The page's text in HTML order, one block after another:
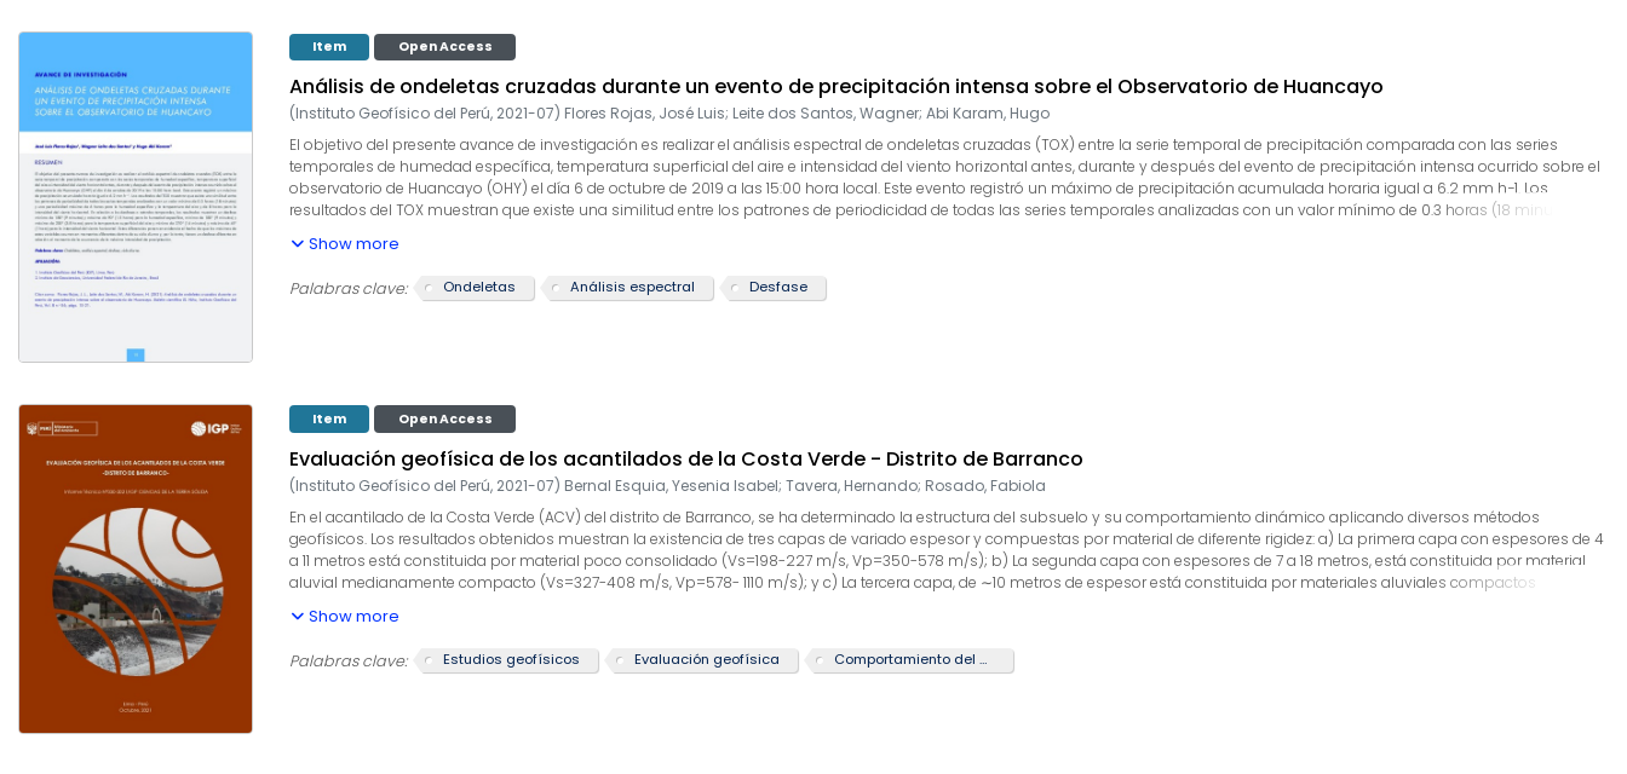
Item Open Access
Análisis de ondeletas cruzadas durante un evento de precipitación intensa sobre el Observatorio de Huancayo
(Instituto Geofísico del Perú, 2021-07) Flores Rojas, José Luis; Leite dos Santos, Wagner; Abi Karam, Hugo
El objetivo del presente avance de investigación es realizar el análisis espectral de ondeletas cruzadas (TOX) entre la serie temporal de precipitación comparada con las series
temporales de humedad específica, temperatura superficial del aire e intensidad del viento horizontal antes, durante y después del evento de precipitación intensa ocurrido sobre el
observatorio de Huancayo (OHY) el día 6 de octubre de 2019 a las 15:00 hora local. Este evento registró un máximo de precipitación acumulada horaria igual a 6.2 mm h−1. Los
resultados del TOX muestran que existe una similitud entre los patrones de periodicidad de todas las series temporales analizadas con un valor mínimo de 0.3 horas (18 minutos) y
temporales, los resultados muestran un desfase mínimo de 180° (9 minutos) y máximo de 90° (1.5 horas) para la humedad específica, mínimo de 180° (9 minutos) y máximo de 230°
(3.8 horas) para la temperatura superficial del aire y mínimo de 270° (14 minutos) y máximo de 45° (1 hora) para la intensidad del viento horizontal. Estas diferencias ponen en
evidencia el hecho de que los máximos de estas variables ocurren en momentos diferentes dentro de su ciclo diurno y, por lo tanto, tienen un desfase diferente en relación al
Show more
Palabras clave: Ondeletas Análisis espectral Desfase
Item Open Access
Evaluación geofísica de los acantilados de la Costa Verde - Distrito de Barranco
(Instituto Geofísico del Perú, 2021-07) Bernal Esquia, Yesenia Isabel; Tavera, Hernando; Rosado, Fabiola
En el acantilado de la Costa Verde (ACV) del distrito de Barranco, se ha determinado la estructura del subsuelo y su comportamiento dinámico aplicando diversos métodos
geofísicos. Los resultados obtenidos muestran la existencia de tres capas de variado espesor y compuestas por material de diferente rigidez: a) La primera capa con espesores de 4
a 11 metros está constituida por material poco consolidado (Vs=198-227 m/s, Vp=350-578 m/s); b) La segunda capa con espesores de 7 a 18 metros, está constituida por material
aluvial medianamente compacto (Vs=327-408 m/s, Vp=578- 1110 m/s); y c) La tercera capa, de ∼10 metros de espesor está constituida por materiales aluviales compactos
gr/cm3 ) a 3-9 y 2-10 metros. […] El comportamiento dinámico de los suelos en los ACV del distrito de Barranco, ha permitido definir en superficie, el límite que separa los suelos
estables de los inestables. Desde el acantilado hacia el área urbana, el límite se encuentra, a distancias que varían entre 15 a 80 metros hacia los extremos norte y sur, mientras que
en la zona céntrica alcanzan distancias de 270 metros. Asimismo, ante la ocurrencia de sismos que generen elevados niveles de sacudimiento del suelo, las zonas con mayor riesgo
Show more
Palabras clave: Estudios geofísicos Evaluación geofísica Comportamiento del suelo